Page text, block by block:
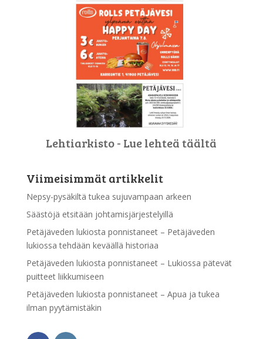
Lehtiarkisto - Lue lehteä täältä
Viimeisimmät artikkelit
Nepsy-pysäkiltä tukea sujuvampaan arkeen
Säästöjä etsitään johtamisjärjestelyillä
Petäjäveden lukiosta ponnistaneet – Petäjäveden
lukiossa tehdään keväällä historiaa
Petäjäveden lukiosta ponnistaneet – Lukiossa pätevät
puitteet liikkumiseen
Petäjäveden lukiosta ponnistaneet – Apua ja tukea
ilman pyytämistäkin